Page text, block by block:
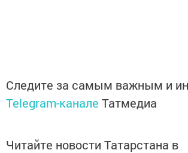
Следите за самым важным и
Telegram-канале Татмедиа
Читайте новости Татарстана в